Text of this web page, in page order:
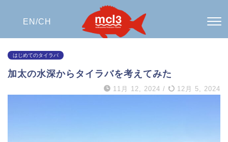
EN/CH
はじめてのタイラバ
加太の水深からタイラバを考えてみた
11月 12, 2024 / 12月 5, 2024